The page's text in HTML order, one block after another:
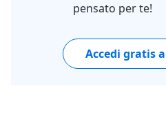
pensato per te!
Accedi gratis